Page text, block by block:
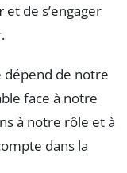
et de s’engager
dépend de notre
face à notre
à notre rôle et à
dans la